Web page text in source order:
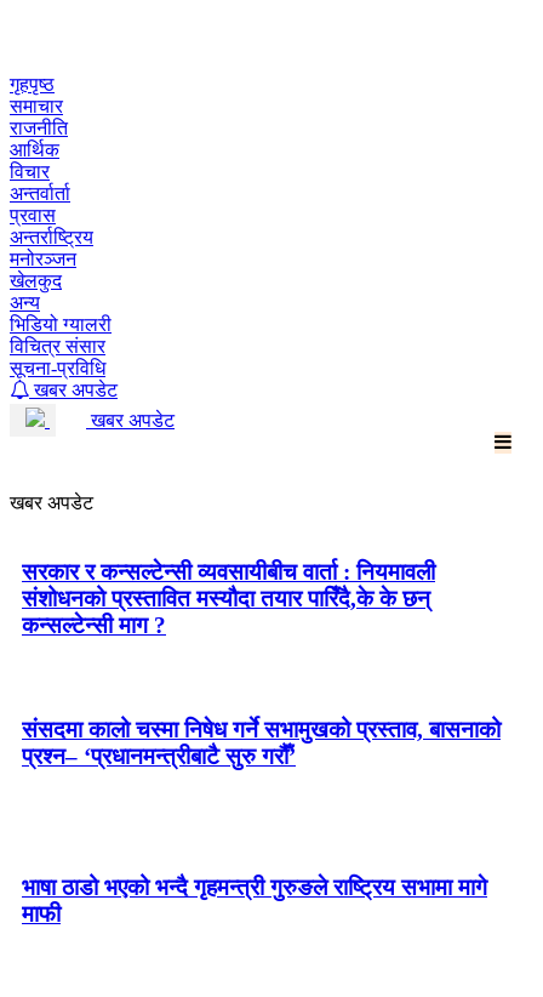
गृहपृष्ठ
समाचार
राजनीति
आर्थिक
विचार
अन्तर्वार्ता
प्रवास
अन्तर्राष्ट्रिय
मनोरञ्जन
खेलकुद
अन्य
भिडियो ग्यालरी
विचित्र संसार
सूचना-प्रविधि
खबर अपडेट
खबर अपडेट
खबर अपडेट
सरकार र कन्सल्टेन्सी व्यवसायीबीच वार्ता : नियमावली
संशोधनको प्रस्तावित मस्यौदा तयार पारिँदै,के के छन्
कन्सल्टेन्सी माग ?
संसदमा कालो चस्मा निषेध गर्ने सभामुखको प्रस्ताव, बासनाको
प्रश्न– ‘प्रधानमन्त्रीबाटै सुरु गरौँ’
भाषा ठाडो भएको भन्दै गृहमन्त्री गुरुङले राष्ट्रिय सभामा मागे
माफी